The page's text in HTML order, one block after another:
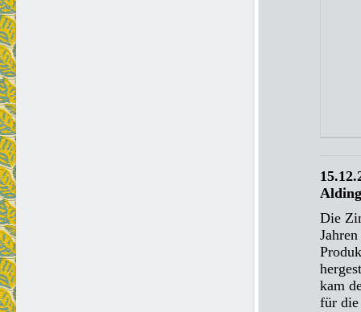
Die
kam
für die